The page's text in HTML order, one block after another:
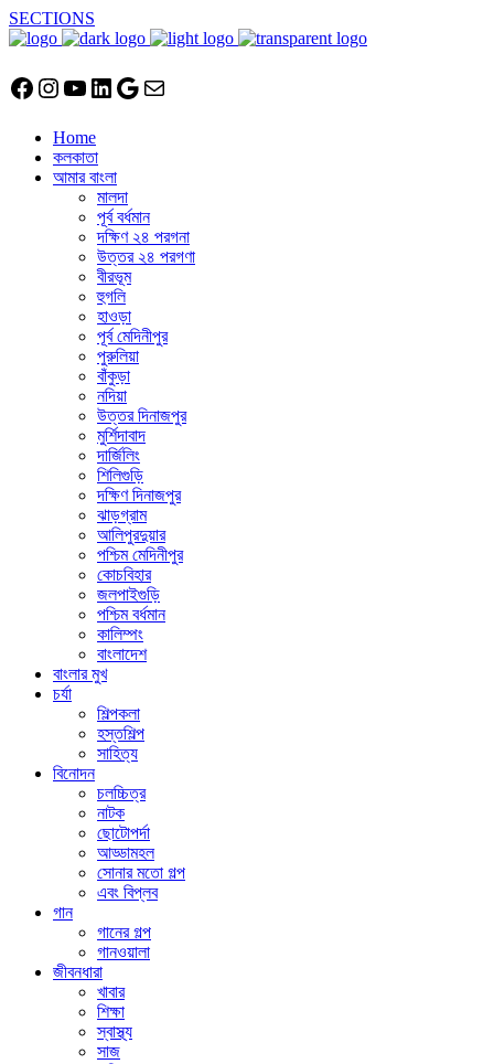
SECTIONS
Facebook
Instagram
YouTube
LinkedIn
Google
Mail
Home
কলকাতা
আমার বাংলা
মালদা
পূর্ব বর্ধমান
দক্ষিণ ২৪ পরগনা
উত্তর ২৪ পরগণা
বীরভূম
হুগলি
হাওড়া
পূর্ব মেদিনীপুর
পুরুলিয়া
বাঁকুড়া
নদিয়া
উত্তর দিনাজপুর
মুর্শিদাবাদ
দার্জিলিং
শিলিগুড়ি
দক্ষিণ দিনাজপুর
ঝাড়গ্রাম
আলিপুরদুয়ার
পশ্চিম মেদিনীপুর
কোচবিহার
জলপাইগুড়ি
পশ্চিম বর্ধমান
কালিম্পং
বাংলাদেশ
বাংলার মুখ
চর্যা
শিল্পকলা
হস্তশিল্প
সাহিত্য
বিনোদন
চলচ্চিত্র
নাটক
ছোটোপর্দা
আড্ডামহল
সোনার মতো গল্প
এবং বিপ্লব
গান
গানের গল্প
গানওয়ালা
জীবনধারা
খাবার
শিক্ষা
স্বাস্থ্য
সাজ